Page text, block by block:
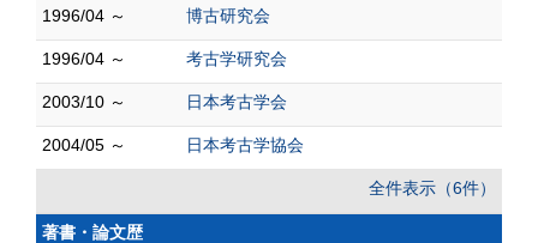
1996/04 ～ 博古研究会
1996/04 ～ 考古学研究会
2003/10 ～ 日本考古学会
2004/05 ～ 日本考古学協会
全件表示（6件）
著書・論文歴